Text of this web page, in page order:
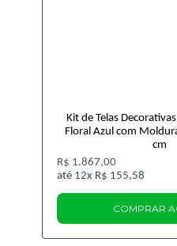
Kit de Telas
Floral Azul com
cm
R$ 1.867,00
12x R$ 155,58
COMPRAR